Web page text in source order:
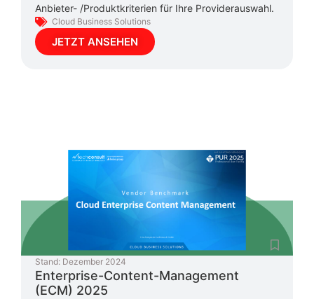
Anbieter- /Produktkriterien für Ihre Providerauswahl.
Cloud Business Solutions
JETZT ANSEHEN
Stand: Dezember 2024
Enterprise-Content-Management
(ECM) 2025